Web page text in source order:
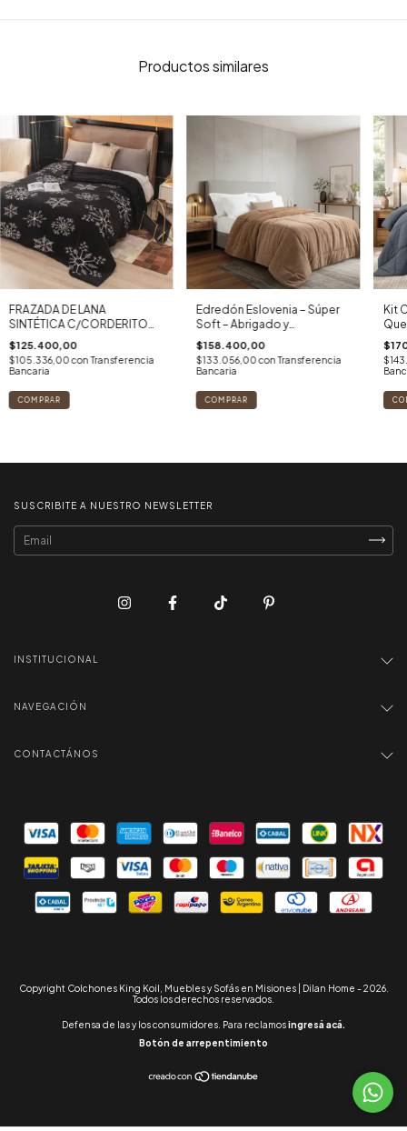
Productos similares
FRAZADA DE LANA
SINTÉTICA C/CORDERITO
KING SIZE
$125.400,00
$105.336,00con Transferencia
Bancaria
Edredón Eslovenia – Súper
Soft – Abrigado y
Confortable
$158.400,00
$133.056,00con Transferencia
Bancaria
COMPRAR
Kit
SUSCRIBITE A NUESTRO NEWSLETTER
INSTITUCIONAL
NAVEGACIÓN
CONTACTÁNOS
Copyright Colchones King Koil, Muebles y Sofás en Misiones | Dilan Home - 2026.
Todos los derechos reservados.
Defensa de las y los consumidores. Para reclamosingresá acá.
Botón de arrepentimiento